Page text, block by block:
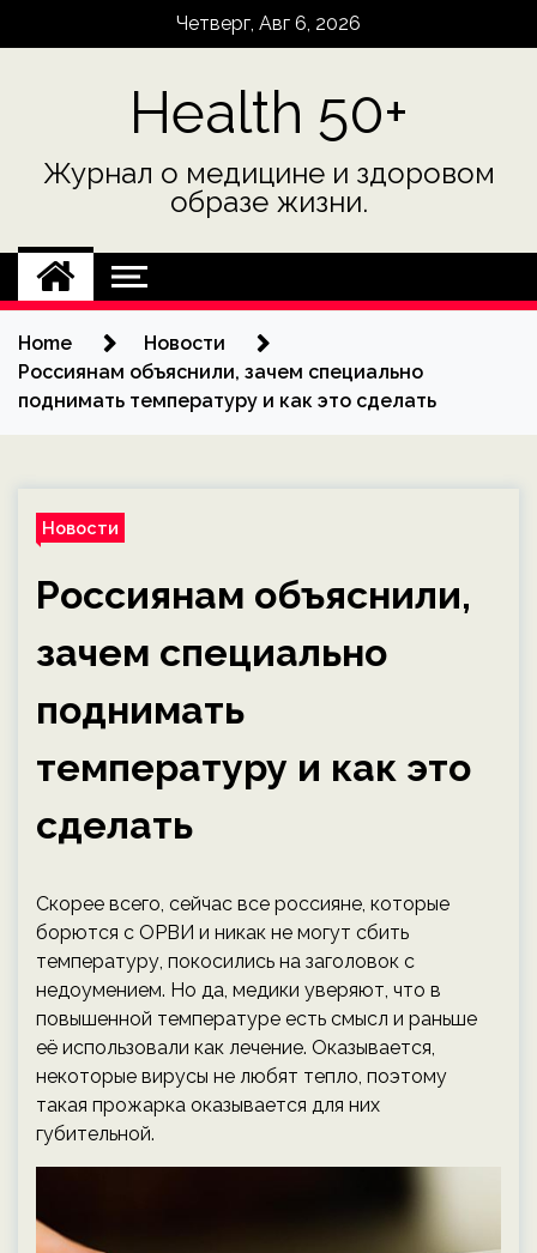
Четверг, Авг 6, 2026
Health 50+
Журнал о медицине и здоровом
образе жизни.
Home
Новости
Россиянам объяснили, зачем специально
поднимать температуру и как это сделать
Новости
Россиянам объяснили,
зачем специально
поднимать
температуру и как это
сделать
Скорее всего, сейчас все россияне, которые
борются с ОРВИ и никак не могут сбить
температуру, покосились на заголовок с
недоумением. Но да, медики уверяют, что в
повышенной температуре есть смысл и раньше
её использовали как лечение. Оказывается,
некоторые вирусы не любят тепло, поэтому
такая прожарка оказывается для них
губительной.